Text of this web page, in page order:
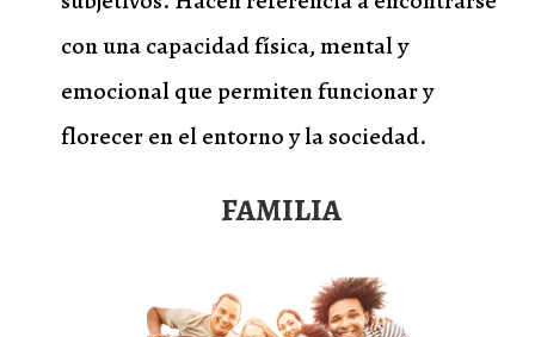
con una capacidad física, mental y
emocional que permiten funcionar y
florecer en el entorno y la sociedad.
FAMILIA